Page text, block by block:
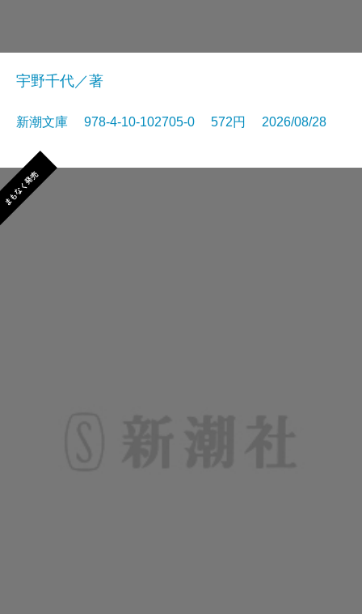
宇野千代／著
新潮文庫 978-4-10-102705-0 572円 2026/08/28
まもなく発売